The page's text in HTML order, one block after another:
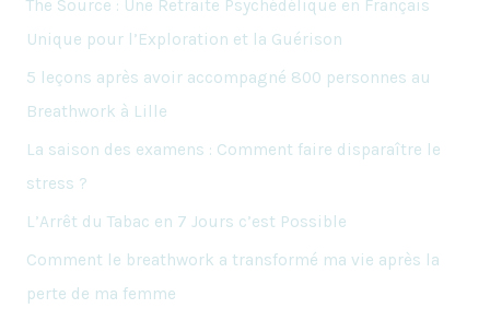
The Source : Une Retraite Psychédélique en Français
Unique pour l’Exploration et la Guérison
5 leçons après avoir accompagné 800 personnes au
Breathwork à Lille
La saison des examens : Comment faire disparaître le
stress ?
L’Arrêt du Tabac en 7 Jours c’est Possible
Comment le breathwork a transformé ma vie après la
perte de ma femme